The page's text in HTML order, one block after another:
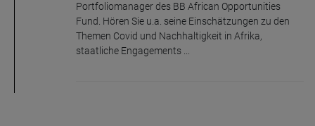
Portfoliomanager des BB African Opportunities
Fund. Hören Sie u.a. seine Einschätzungen zu den
Themen Covid und Nachhaltigkeit in Afrika,
staatliche Engagements ...